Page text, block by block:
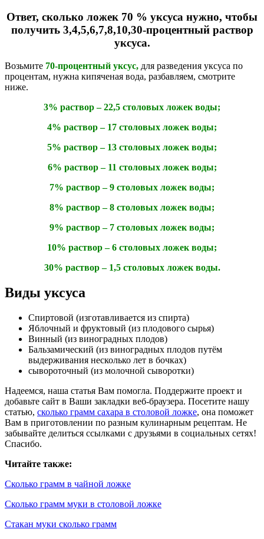
Ответ, сколько ложек 70 % уксуса нужно, чтобы
получить 3,4,5,6,7,8,10,30-процентный раствор
уксуса.
Возьмите 70-процентный уксус, для разведения уксуса по
процентам, нужна кипяченая вода, разбавляем, смотрите
ниже.
3% раствор – 22,5 столовых ложек воды;
4% раствор – 17 столовых ложек воды;
5% раствор – 13 столовых ложек воды;
6% раствор – 11 столовых ложек воды;
7% раствор – 9 столовых ложек воды;
8% раствор – 8 столовых ложек воды;
9% раствор – 7 столовых ложек воды;
10% раствор – 6 столовых ложек воды;
30% раствор – 1,5 столовых ложек воды.
Виды уксуса
Спиртовой (изготавливается из спирта)
Яблочный и фруктовый (из плодового сырья)
Винный (из виноградных плодов)
Бальзамический (из виноградных плодов путём
выдерживания несколько лет в бочках)
сывороточный (из молочной сыворотки)
Надеемся, наша статья Вам помогла. Поддержите проект и
добавьте сайт в Ваши закладки веб-браузера. Посетите нашу
статью, сколько грамм сахара в столовой ложке, она поможет
Вам в приготовлении по разным кулинарным рецептам. Не
забывайте делиться ссылками с друзьями в социальных сетях!
Спасибо.
Читайте также:
Сколько грамм в чайной ложке
Сколько грамм муки в столовой ложке
Стакан муки сколько грамм